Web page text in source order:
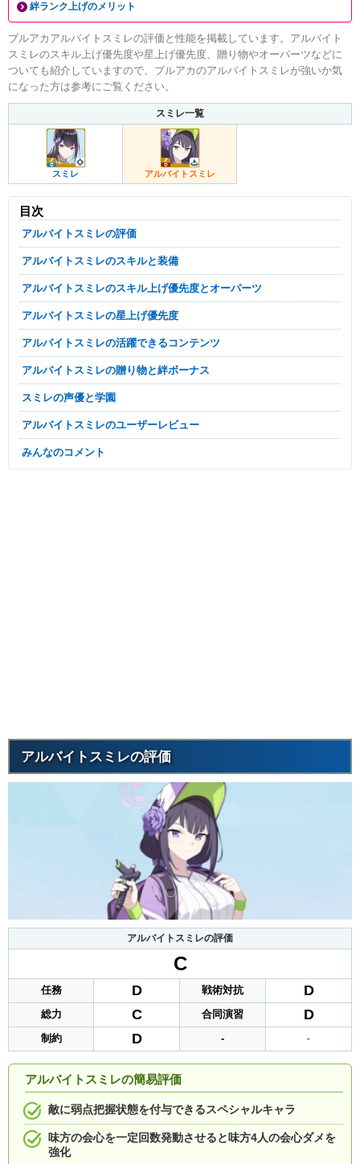
絆ランク上げのメリット
ブルアカアルバイトスミレの評価と性能を掲載しています。アルバイト
スミレのスキル上げ優先度や星上げ優先度、贈り物やオーパーツなどに
ついても紹介していますので、ブルアカのアルバイトスミレが強いか気
になった方は参考にご覧ください。
スミレ一覧
スミレ アルバイトスミレ
目次
アルバイトスミレの評価
アルバイトスミレのスキルと装備
アルバイトスミレのスキル上げ優先度とオーパーツ
アルバイトスミレの星上げ優先度
アルバイトスミレの活躍できるコンテンツ
アルバイトスミレの贈り物と絆ボーナス
スミレの声優と学園
アルバイトスミレのユーザーレビュー
みんなのコメント
アルバイトスミレの評価
アルバイトスミレの評価
C
任務 D 戦術対抗 D
総力 C 合同演習 D
制約 D - -
アルバイトスミレの簡易評価
敵に弱点把握状態を付与できるスペシャルキャラ
味方の会心を一定回数発動させると味方4人の会心ダメを
強化